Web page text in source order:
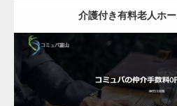
介護付き有料老人ホ
更新日：